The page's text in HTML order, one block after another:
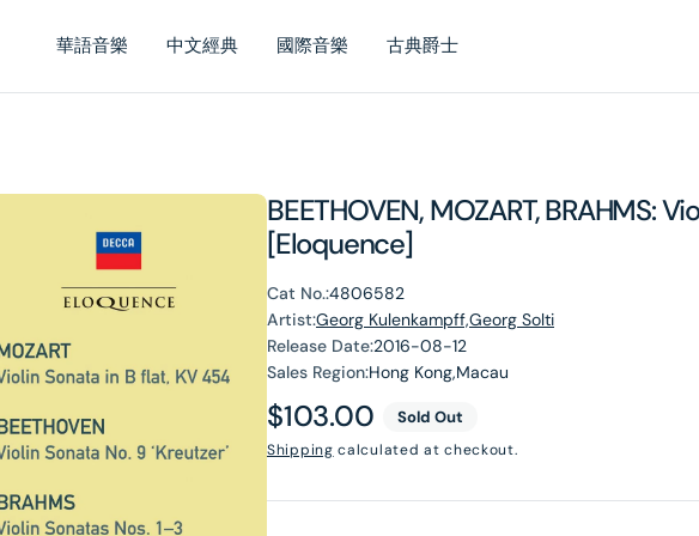
華語音樂 中文經典 國際音樂 古典爵士
BEETHOVEN, MOZART, BRAHMS:
[Eloquence]
Cat No.:4806582
Artist:Georg Kulenkampff,Georg Solti
Release Date:2016-08-12
Sales Region:Hong Kong,Macau
Regular
price
$103.00 Sold Out
Shipping calculated at checkout.